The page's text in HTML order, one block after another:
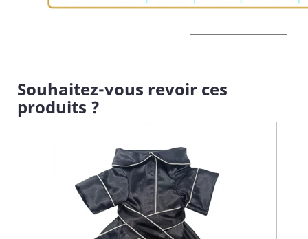
Souhaitez-vous revoir ces
produits ?